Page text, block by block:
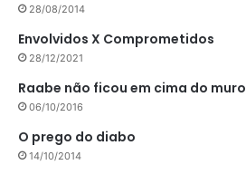
28/08/2014
Envolvidos X Comprometidos
28/12/2021
Raabe não ficou em cima do muro
06/10/2016
O prego do diabo
14/10/2014